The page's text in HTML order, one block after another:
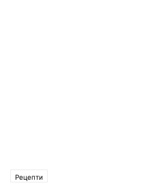
Рецепти